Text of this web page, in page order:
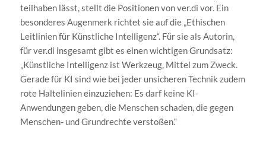
teilhaben lässt, stellt die Positionen von ver.di vor. Ein
besonderes Augenmerk richtet sie auf die „Ethischen
Leitlinien für Künstliche Intelligenz“. Für sie als Autorin,
für ver.di insgesamt gibt es einen wichtigen Grundsatz:
„Künstliche Intelligenz ist Werkzeug, Mittel zum Zweck.
Gerade für KI sind wie bei jeder unsicheren Technik zudem
rote Haltelinien einzuziehen: Es darf keine KI-
Anwendungen geben, die Menschen schaden, die gegen
Menschen- und Grundrechte verstoßen.“